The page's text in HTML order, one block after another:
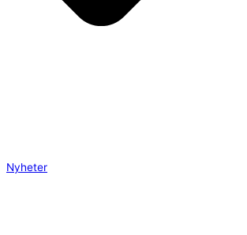
Nyheter